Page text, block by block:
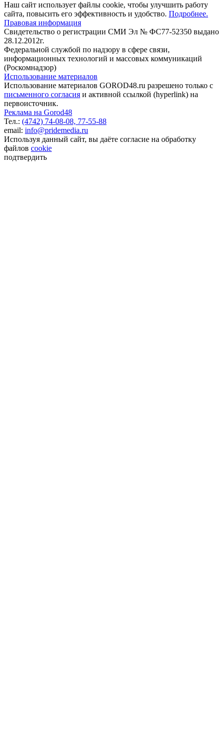
Наш сайт использует файлы cookie, чтобы улучшить работу
сайта, повысить его эффективность и удобство. Подробнее.
Правовая информация
Свидетельство о регистрации СМИ Эл № ФС77-52350 выдано
28.12.2012г.
Федеральной службой по надзору в сфере связи,
информационных технологий и массовых коммуникаций
(Роскомнадзор)
Использование материалов
Использование материалов GOROD48.ru разрешено только с
письменного согласия и активной ссылкой (hyperlink) на
первоисточник.
Реклама на Gorod48
Тел.: (4742) 74-08-08, 77-55-88
email: info@pridemedia.ru
Используя данный сайт, вы даёте согласие на обработку
файлов cookie
подтвердить